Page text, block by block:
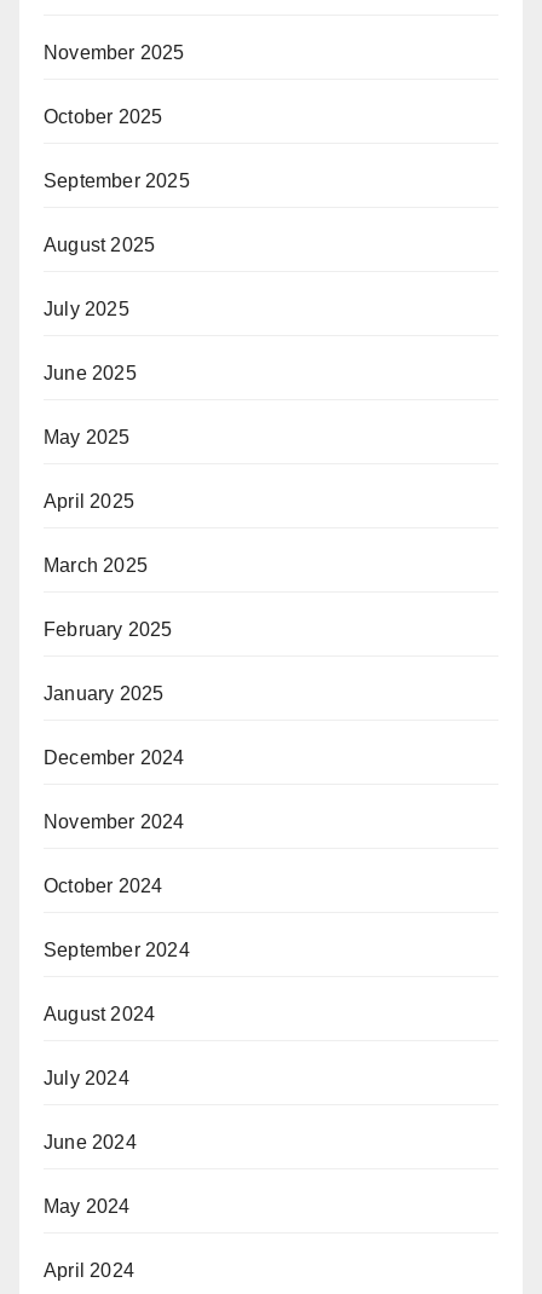
November 2025
October 2025
September 2025
August 2025
July 2025
June 2025
May 2025
April 2025
March 2025
February 2025
January 2025
December 2024
November 2024
October 2024
September 2024
August 2024
July 2024
June 2024
May 2024
April 2024